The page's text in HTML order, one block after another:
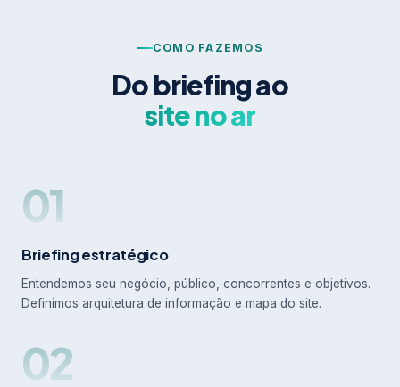
COMO FAZEMOS
Do briefing ao
site no ar
01
Briefing estratégico
Entendemos seu negócio, público, concorrentes e objetivos.
Definimos arquitetura de informação e mapa do site.
02